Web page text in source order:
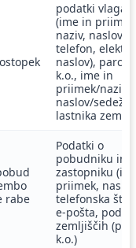
podatki
(ime in
naziv, naslov,
telefon,
naslov), parc.
k.o., ime in
priimek/naziv
naslov/sedež
lastnika
rabe
Podatki o
pobudniku in/
zastopniku
priimek,
telefonska
e-pošta,
zemljiščih
k.o.)